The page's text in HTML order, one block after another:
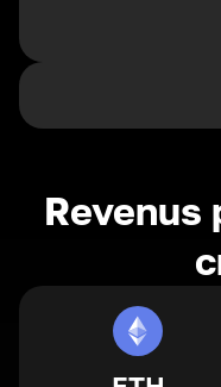
Revenus